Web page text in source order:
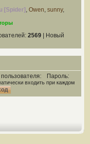
[Spider] , Owen, sunny,
2569 | Новый
Пароль:
входить при каждом